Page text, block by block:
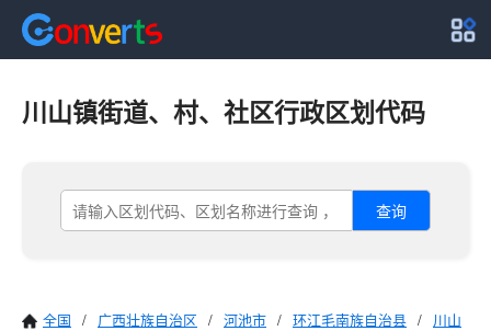
川山镇街道、村、社区行政区划代码
查询
全国 / 广西壮族自治区 / 河池市 / 环江毛南族自治县 / 川山